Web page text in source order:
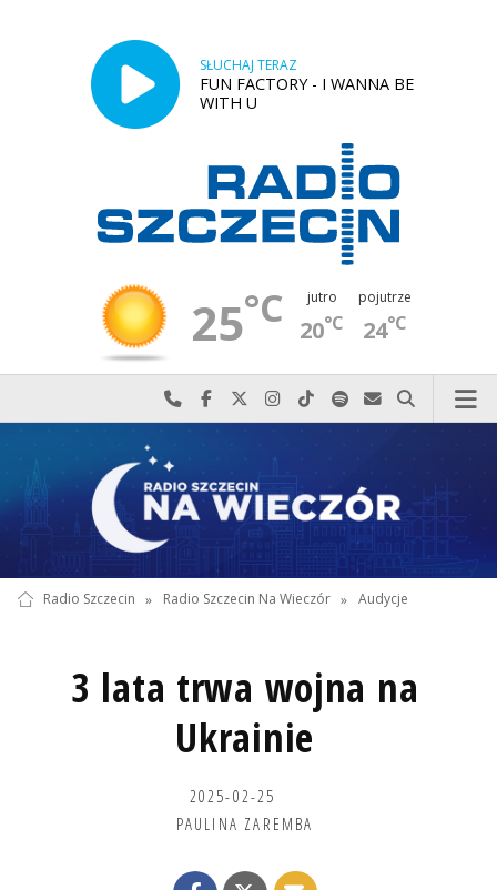
SŁUCHAJ TERAZ
FUN FACTORY - I WANNA BE
WITH U
25°C jutro
20°C
pojutrze
24°C
Najlepiej po prostu do nas zadzwoń
Odwiedź nas na Facebook-u
Odwiedź nas na X
Odwiedź nas na Instagram-ie
Odwiedź nas na TikTok-u
Szukaj nas na Spotify
Wyślij do nas
Szukaj
Radio Szczecin » Radio Szczecin Na Wieczór » Audycje
3 lata trwa wojna na
Ukrainie
2025-02-25
PAULINA ZAREMBA